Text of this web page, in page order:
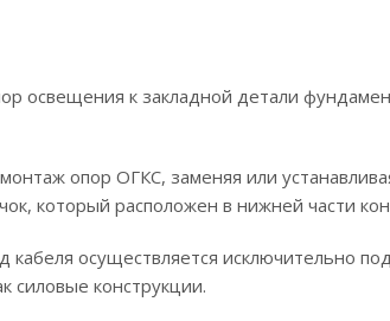
к закладной детали
опор ОГКС, заменяя или
который расположен в нижней части
осуществляется исключительно
конструкции.